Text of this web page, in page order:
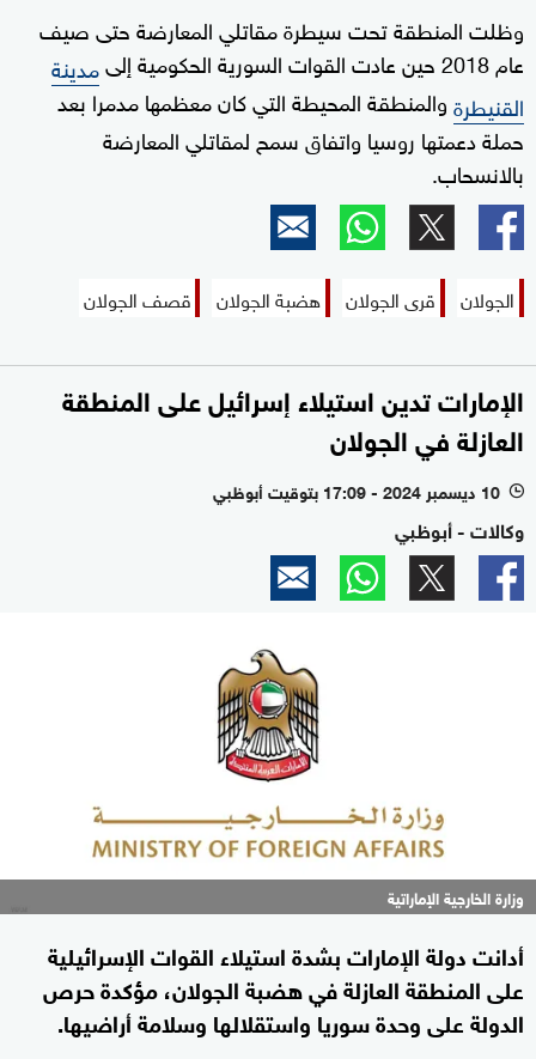
وظلت المنطقة تحت سيطرة مقاتلي المعارضة حتى صيف
عام 2018 حين عادت القوات السورية الحكومية إلى
مدينة
القنيطرةوالمنطقة المحيطة التي كان معظمها مدمرا بعد
حملة دعمتها روسيا واتفاق سمح لمقاتلي المعارضة
بالانسحاب.
الجولان قرى الجولان هضبة الجولان قصف الجولان
الإمارات تدين استيلاء إسرائيل على المنطقة
العازلة في الجولان
l 10 ديسمبر 2024 - 17:09 بتوقيت أبوظبي
وكالات - أبوظبي
وزارة الخارجية الإماراتية
أدانت دولة الإمارات بشدة استيلاء القوات الإسرائيلية
على المنطقة العازلة في هضبة الجولان، مؤكدة حرص
الدولة على وحدة سوريا واستقلالها وسلامة أراضيها.